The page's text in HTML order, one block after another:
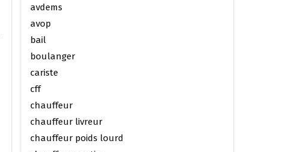
avdems
avop
bail
boulanger
cariste
cff
chauffeur
chauffeur livreur
chauffeur poids lourd